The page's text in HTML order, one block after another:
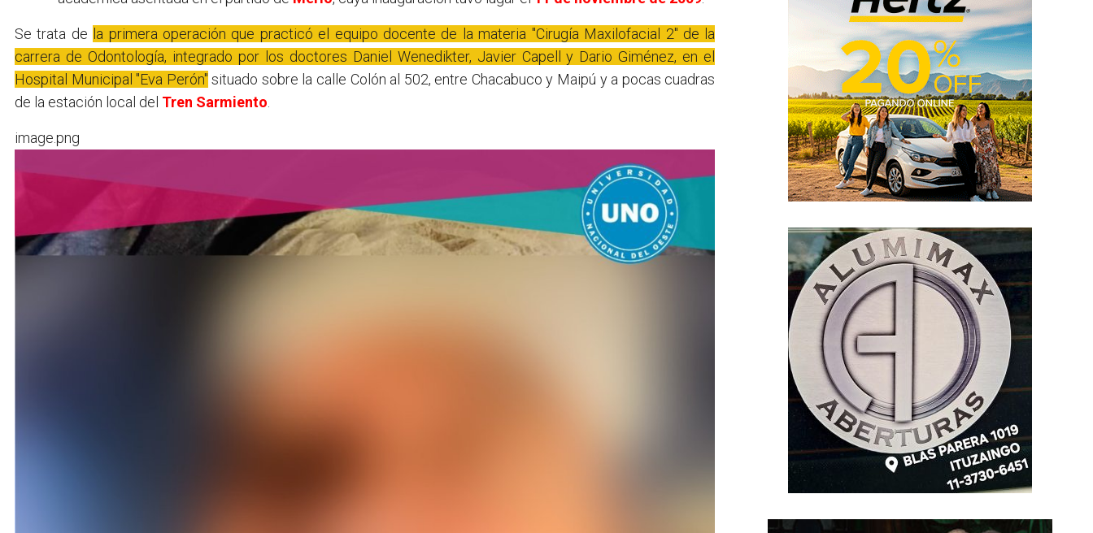
Se trata de la primera operación que practicó el equipo docente de la materia "Cirugía Maxilofacial 2" de la
carrera de Odontología, integrado por los doctores Daniel Wenedikter, Javier Capell y Dario Giménez, en el
Hospital Municipal "Eva Perón" situado sobre la calle Colón al 502, entre Chacabuco y Maipú y a pocas cuadras
de la estación local del Tren Sarmiento
image.png